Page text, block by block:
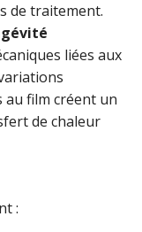
de traitement.
liées aux
au film créent un
de chaleur
: